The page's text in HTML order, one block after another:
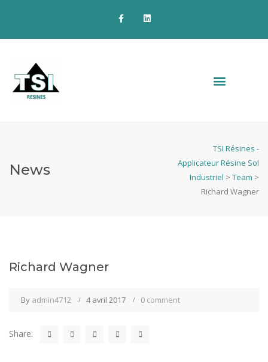
News
TSI Résines -
Applicateur Résine Sol
Industriel > Team >
Richard Wagner
Richard Wagner
By admin4712 4 avril 2017 0 comment
Share: